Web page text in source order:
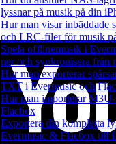
lyssnar på musik på din
Hur man visar inbäddade
och LRC-filer för musik
Spela offlinemusik i
ner och synkronisera
Hur man exporterar
TXT i Evermusic och
Hur man importerar
Flacbox
Exportera din kompletta
Evermusic & Flacbox till